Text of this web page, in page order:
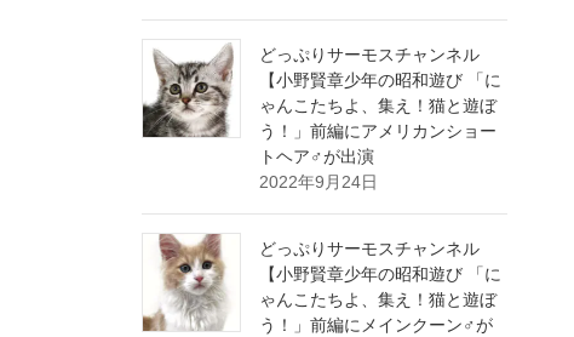
どっぷりサーモスチャンネル
【小野賢章少年の昭和遊び 「に
ゃんこたちよ、集え！猫と遊ぼ
う！」前編にアメリカンショー
トヘア♂が出演
2022年9月24日
どっぷりサーモスチャンネル
【小野賢章少年の昭和遊び 「に
ゃんこたちよ、集え！猫と遊ぼ
う！」前編にメインクーン♂が